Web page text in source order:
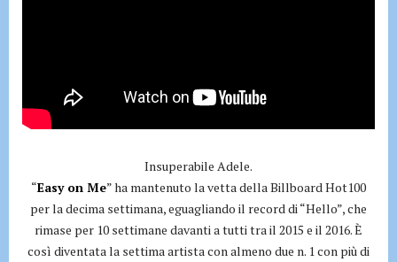
Insuperabile Adele.
“Easy on Me” ha mantenuto la vetta della Billboard Hot100
per la decima settimana, eguagliando il record di “Hello”, che
rimase per 10 settimane davanti a tutti tra il 2015 e il 2016. È
così diventata la settima artista con almeno due n. 1 con più di